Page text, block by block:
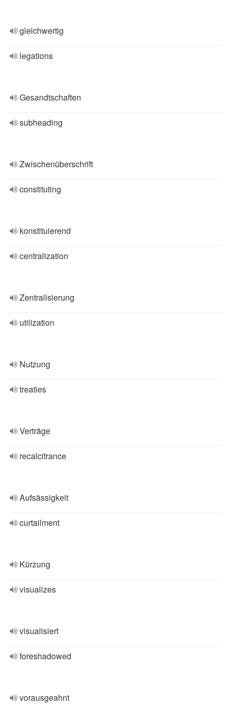
gleichwertig
legations
Gesandtschaften
subheading
Zwischenüberschrift
constituting
konstituierend
centralization
Zentralisierung
utilization
Nutzung
treaties
Verträge
recalcitrance
Aufsässigkeit
curtailment
Kürzung
visualizes
visualisiert
foreshadowed
vorausgeahnt